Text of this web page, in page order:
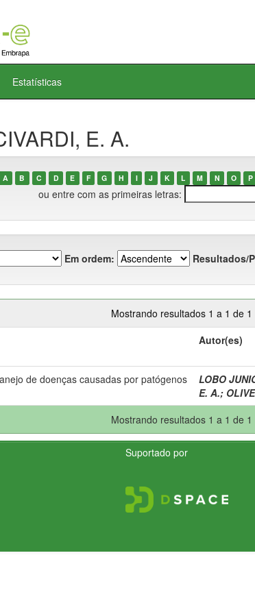
Estatísticas
E. A.
A B C D E F G H I J K L M N O P
ou entre com as primeiras letras:
Em ordem: Resultados/
Mostrando resultados 1 a 1 de 1
Autor(es)
de doenças causadas por patógenos
LOBO
E. A.;
Mostrando resultados 1 a 1 de 1
Suportado por